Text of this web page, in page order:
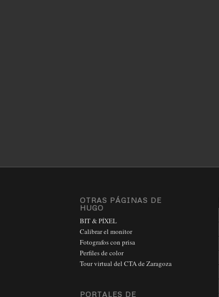
OTRAS PÁGINAS DE
HUGO
BIT & PÍXEL
Calibrar el monitor
Fotografos con prisa
Perfiles de color
Tour virtual del CTA de Zaragoza
PORTALES DE